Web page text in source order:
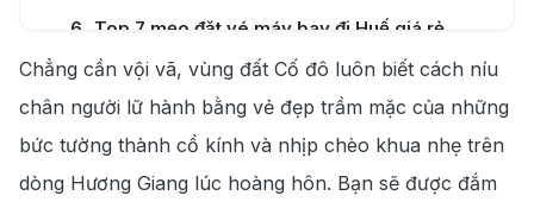
6
Top 7 mẹo đặt vé máy bay đi Huế giá rẻ
7
Top 7 lý do bạn nên đặt vé máy bay đi Huế
tại 190 Booking
8. "Bí kíp" đi du lịch Huế để chuyến đi trọn vẹn
8.1.Thời điểm đi du lịch Huế lý tưởng
Chẳng cần vội vã, vùng đất Cố đô luôn biết cách níu
chân người lữ hành bằng vẻ đẹp trầm mặc của những
bức tường thành cổ kính và nhịp chèo khua nhẹ trên
dòng Hương Giang lúc hoàng hôn. Bạn sẽ được đắm